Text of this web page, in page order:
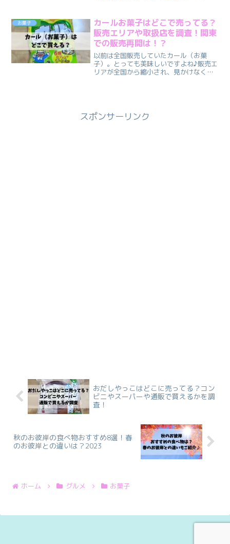
お菓子
カールお菓子はどこで売ってる？
販売エリアや取扱店を調査！関東
での販売再開は！？
以前は全国販売していたカール（お菓
子）。とっても美味しいですよね♪販売エ
リアが全国から縮小され、見かけなくな
スポンサーリンク
おだしやっこはどこに売ってる？コン
ビニやスーパーや通販で買えるかを調
査！
秋のお彼岸の食べ物おすすめ8選！春
のお彼岸との違いは？2023
ホーム グルメ お菓子